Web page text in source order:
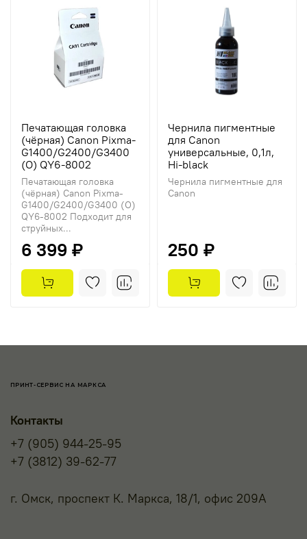
Печатающая головка
(чёрная) Canon Pixma-
G1400/G2400/G3400
(O) QY6-8002
Печатающая головка
(чёрная) Canon Pixma-
G1400/G2400/G3400 (O)
QY6-8002 Подходит для
струйных...
6 399 ₽
Чернила пигментные
для Canon
универсальные, 0,1л,
Hi-black
Чернила пигментные для
Canon
250 ₽
ПРИНТ-СЕРВИС НА МАРКСА
Контакты
+7 (905) 944-25-95
+7 (3812) 39-62-77
г. Омск, проспект К. Маркса, 18/1, офис 209А